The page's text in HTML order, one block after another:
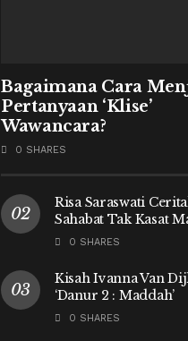
Bagaimana Cara
Pertanyaan ‘Klise’
Wawancara?
0 SHARES
Risa Saraswati
Sahabat Tak Kasat
0 SHARES
Kisah Ivanna Van
‘Danur 2 : Maddah’
0 SHARES